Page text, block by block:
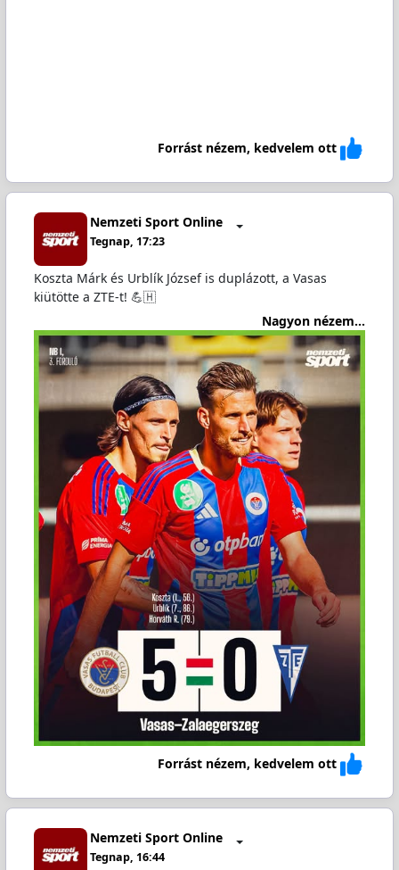
Forrást nézem, kedvelem ott
Nemzeti Sport Online
Tegnap, 17:23
Koszta Márk és Urblík József is duplázott, a Vasas
kiütötte a ZTE-t! 💪🇭
Nagyon nézem...
Forrást nézem, kedvelem ott
Nemzeti Sport Online
Tegnap, 16:44